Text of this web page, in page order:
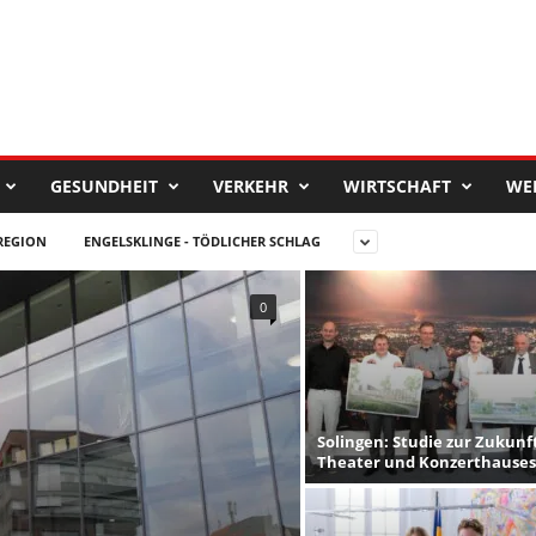
GESUNDHEIT VERKEHR WIRTSCHAFT
ENGELSKLINGE - TÖDLICHER SCHLAG
0
Solingen: Studie zur
Theater und Konzerthauses